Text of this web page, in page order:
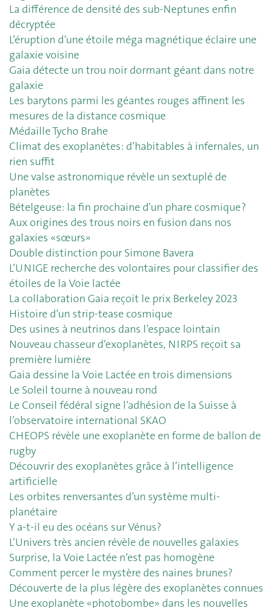
La différence de densité des sub-Neptunes enfin
décryptée
L’éruption d’une étoile méga magnétique éclaire une
galaxie voisine
Gaia détecte un trou noir dormant géant dans notre
galaxie
Les barytons parmi les géantes rouges affinent les
mesures de la distance cosmique
Médaille Tycho Brahe
Climat des exoplanètes: d’habitables à infernales, un
rien suffit
Une valse astronomique révèle un sextuplé de
planètes
Bételgeuse: la fin prochaine d'un phare cosmique ?
Aux origines des trous noirs en fusion dans nos
galaxies «sœurs»
Double distinction pour Simone Bavera
L’UNIGE recherche des volontaires pour classifier des
étoiles de la Voie lactée
La collaboration Gaia reçoit le prix Berkeley 2023
Histoire d’un strip-tease cosmique
Des usines à neutrinos dans l’espace lointain
Nouveau chasseur d’exoplanètes, NIRPS reçoit sa
première lumière
Gaia dessine la Voie Lactée en trois dimensions
Le Soleil tourne à nouveau rond
Le Conseil fédéral signe l’adhésion de la Suisse à
l’observatoire international SKAO
CHEOPS révèle une exoplanète en forme de ballon de
rugby
Découvrir des exoplanètes grâce à l’intelligence
artificielle
Les orbites renversantes d’un système multi-
planétaire
Y a-t-il eu des océans sur Vénus?
L’Univers très ancien révèle de nouvelles galaxies
Surprise, la Voie Lactée n’est pas homogène
Comment percer le mystère des naines brunes?
Découverte de la plus légère des exoplanètes connues
Une exoplanète «photobombe» dans les nouvelles